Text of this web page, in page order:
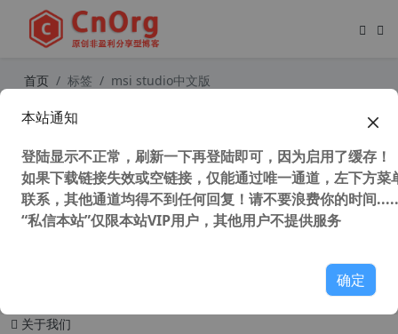
首页 标签 msi studio中文版
独家汉化Scriptlogic MSI Studio(msi
版
关于我们
本站通知
登陆显示不正常，刷新一下再登陆即可，因为启用了缓存！
如果下载链接失效或空链接，仅能通过唯一通道，左下方菜
联系，其他通道均得不到任何回复！请不要浪费你的时间
“私信本站”仅限本站VIP用户，其他用户不提供服务
确定